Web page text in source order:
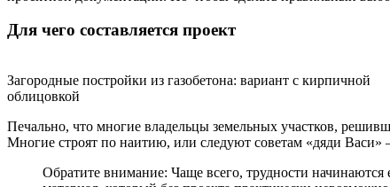
Для чего составляется проект
Загородные постройки из газобетона: вариант с кирпичной
облицовкой
Печально, что многие владельцы земельных участков,
Многие строят по наитию, или следуют советам «дяди
Обратите внимание: Чаще всего, трудности начинаются